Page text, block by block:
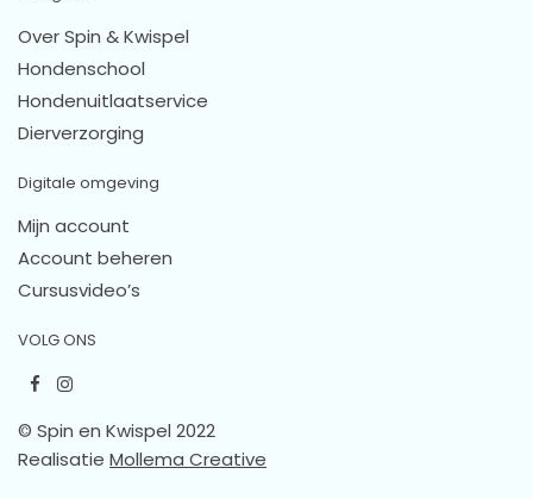
Over Spin & Kwispel
Hondenschool
Hondenuitlaatservice
Dierverzorging
Digitale omgeving
Mijn account
Account beheren
Cursusvideo’s
VOLG ONS
© Spin en Kwispel 2022
Realisatie Mollema Creative